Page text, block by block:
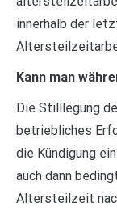
innerhalb der
Kann man
Die Stilllegung
betriebliches
die Kündigung
auch dann
Altersteilzeit